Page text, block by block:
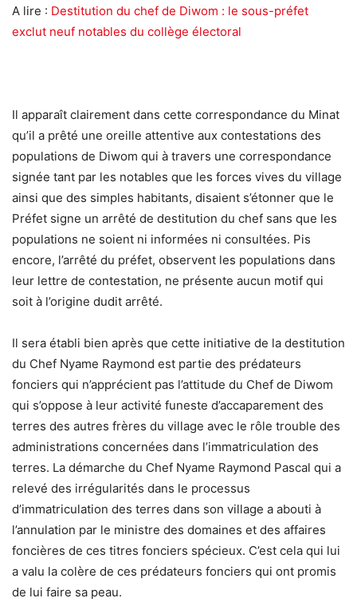
A lire : Destitution du chef de Diwom : le sous-préfet
exclut neuf notables du collège électoral
Il apparaît clairement dans cette correspondance du Minat
qu’il a prêté une oreille attentive aux contestations des
populations de Diwom qui à travers une correspondance
signée tant par les notables que les forces vives du village
ainsi que des simples habitants, disaient s’étonner que le
Préfet signe un arrêté de destitution du chef sans que les
populations ne soient ni informées ni consultées. Pis
encore, l’arrêté du préfet, observent les populations dans
leur lettre de contestation, ne présente aucun motif qui
soit à l’origine dudit arrêté.
Il sera établi bien après que cette initiative de la destitution
du Chef Nyame Raymond est partie des prédateurs
fonciers qui n’apprécient pas l’attitude du Chef de Diwom
qui s’oppose à leur activité funeste d’accaparement des
terres des autres frères du village avec le rôle trouble des
administrations concernées dans l’immatriculation des
terres. La démarche du Chef Nyame Raymond Pascal qui a
relevé des irrégularités dans le processus
d’immatriculation des terres dans son village a abouti à
l’annulation par le ministre des domaines et des affaires
foncières de ces titres fonciers spécieux. C’est cela qui lui
a valu la colère de ces prédateurs fonciers qui ont promis
de lui faire sa peau.